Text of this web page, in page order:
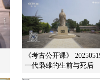
《考古公开课》
一代枭雄的生前与死后